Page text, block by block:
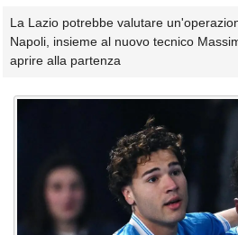
La Lazio potrebbe valutare
Napoli, insieme al nuovo tecnico
aprire alla partenza